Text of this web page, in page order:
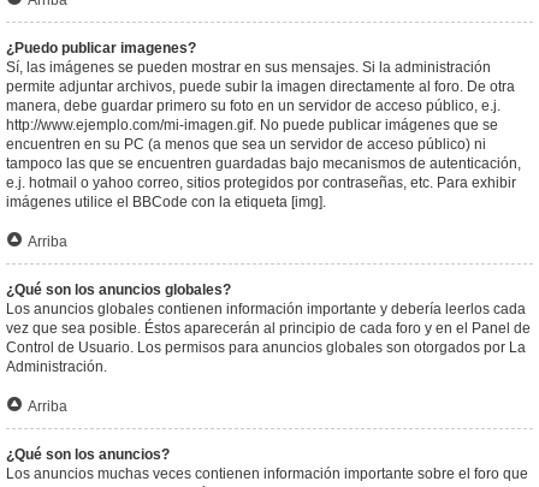
¿Puedo publicar imagenes?
Sí, las imágenes se pueden mostrar en sus mensajes. Si la administración
permite adjuntar archivos, puede subir la imagen directamente al foro. De otra
manera, debe guardar primero su foto en un servidor de acceso público, e.j.
http://www.ejemplo.com/mi-imagen.gif. No puede publicar imágenes que se
encuentren en su PC (a menos que sea un servidor de acceso público) ni
tampoco las que se encuentren guardadas bajo mecanismos de autenticación,
e.j. hotmail o yahoo correo, sitios protegidos por contraseñas, etc. Para exhibir
imágenes utilice el BBCode con la etiqueta [img].
Arriba
¿Qué son los anuncios globales?
Los anuncios globales contienen información importante y debería leerlos cada
vez que sea posible. Éstos aparecerán al principio de cada foro y en el Panel de
Control de Usuario. Los permisos para anuncios globales son otorgados por La
Administración.
Arriba
¿Qué son los anuncios?
Los anuncios muchas veces contienen información importante sobre el foro que